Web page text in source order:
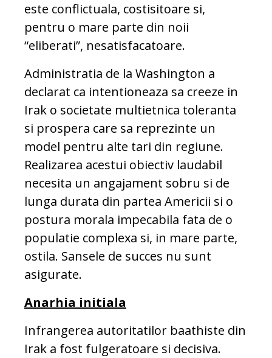
este conflictuala, costisitoare si,
pentru o mare parte din noii
“eliberati”, nesatisfacatoare.
Administratia de la Washington a
declarat ca intentioneaza sa creeze in
Irak o societate multietnica toleranta
si prospera care sa reprezinte un
model pentru alte tari din regiune.
Realizarea acestui obiectiv laudabil
necesita un angajament sobru si de
lunga durata din partea Americii si o
postura morala impecabila fata de o
populatie complexa si, in mare parte,
ostila. Sansele de succes nu sunt
asigurate.
Anarhia initiala
Infrangerea autoritatilor baathiste din
Irak a fost fulgeratoare si decisiva.